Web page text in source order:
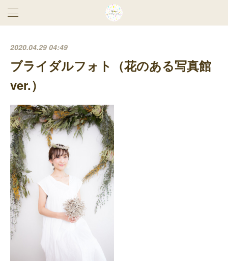
2020.04.29 04:49
ブライダルフォト（花のある写真館
ver.）